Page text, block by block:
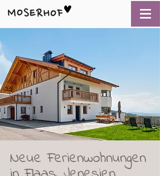
Neue Ferienwohnungen